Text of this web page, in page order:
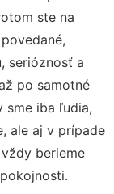
ste na
serióznosť a
po samotné
sme iba ľudia,
ale aj v prípade
berieme